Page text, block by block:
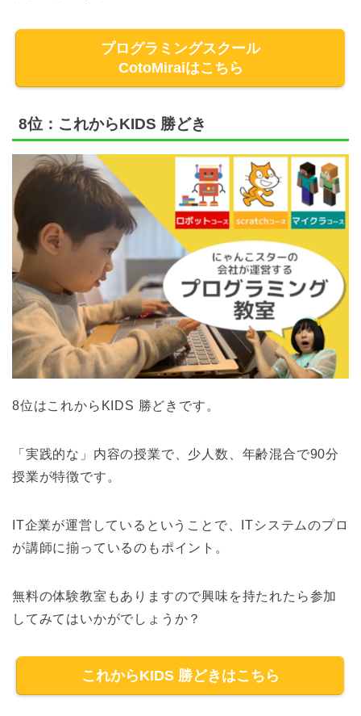
プログラミングスクール
CotoMiraiはこちら
8位：これからKIDS 勝どき
8位はこれからKIDS 勝どきです。
「実践的な」内容の授業で、少人数、年齢混合で90分
授業が特徴です。
IT企業が運営しているということで、ITシステムのプロ
が講師に揃っているのもポイント。
無料の体験教室もありますので興味を持たれたら参加
してみてはいかがでしょうか？
これからKIDS 勝どきはこちら